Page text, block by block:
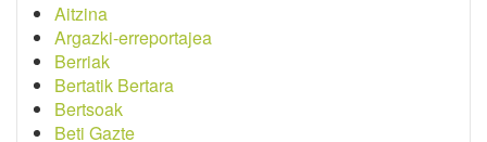
Aitzina
Argazki-erreportajea
Berriak
Bertatik Bertara
Bertsoak
Beti Gazte